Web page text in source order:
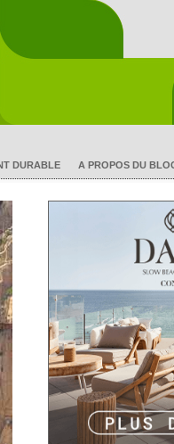
DURABLE A PROPOS DU